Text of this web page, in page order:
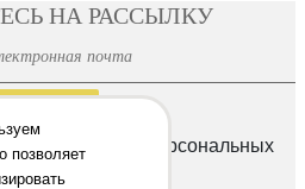
НА РАССЫЛКУ
своих персональных
данных
позволяет